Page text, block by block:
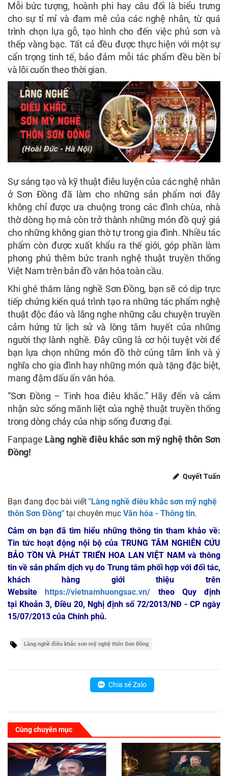
Mỗi bức tượng, hoành phi hay câu đối là biểu trưng
cho sự tỉ mỉ và đam mê của các nghệ nhân, từ quá
trình chọn lựa gỗ, tạo hình cho đến việc phủ sơn và
thếp vàng bạc. Tất cả đều được thực hiện với một sự
cẩn trọng tinh tế, bảo đảm mỗi tác phẩm đều bền bỉ
và lôi cuốn theo thời gian.
Sự sáng tạo và kỹ thuật điêu luyện của các nghệ nhân
ở Sơn Đồng đã làm cho những sản phẩm nơi đây
không chỉ được ưa chuộng trong các đình chùa, nhà
thờ dòng họ mà còn trở thành những món đồ quý giá
cho những không gian thờ tự trong gia đình. Nhiều tác
phẩm còn được xuất khẩu ra thế giới, góp phần làm
phong phú thêm bức tranh nghệ thuật truyền thống
Việt Nam trên bản đồvăn hóatoàn cầu.
Khi ghé thăm làng nghề Sơn Đồng, bạn sẽ có dịp trực
tiếp chứng kiến quá trình tạo ra những tác phẩm nghệ
thuật độc đáo và lắng nghe những câu chuyện truyền
cảm hứng từ lịch sử và lòng tâm huyết của những
người thợ lành nghề. Đây cũng là cơ hội tuyệt vời để
bạn lựa chọn những món đồ thờ cúng tâm linh và ý
nghĩa cho gia đình hay những món quà tặng đặc biệt,
mang đậm dấu ấn văn hóa.
“Sơn Đồng – Tinh hoa điêu khắc.” Hãy đến và cảm
nhận sức sống mãnh liệt của nghệ thuật truyền thống
trong dòng chảy của nhịp sống đương đại.
Fanpage Làng nghề điêu khắc sơn mỹ nghệ thôn Sơn
Đồng!
Quyết Tuấn
Bạn đang đọc bài viết "Làng nghề điêu khắc sơn mỹ nghệ
thôn Sơn Đồng" tại chuyên mục Văn hóa - Thông tin.
Cảm ơn bạn đã tìm hiểu những thông tin tham khảo về:
Tin tức hoạt động nội bộ của TRUNG TÂM NGHIÊN CỨU
BẢO TỒN VÀ PHÁT TRIỂN HOA LAN VIỆT NAM và thông
tin về sản phẩm dịch vụ do Trung tâm phối hợp với đối tác,
khách hàng giới thiệu trên
Websitehttps://vietnamhuongsac.vn/ theo Quy định
tại Khoản 3, Điều 20, Nghị định số 72/2013/NĐ - CP ngày
15/07/2013 của Chính phủ.
Làng nghề điêu khắc sơn mỹ nghệ thôn Sơn Đồng
Chia sẻ Zalo
Cùng chuyên mục